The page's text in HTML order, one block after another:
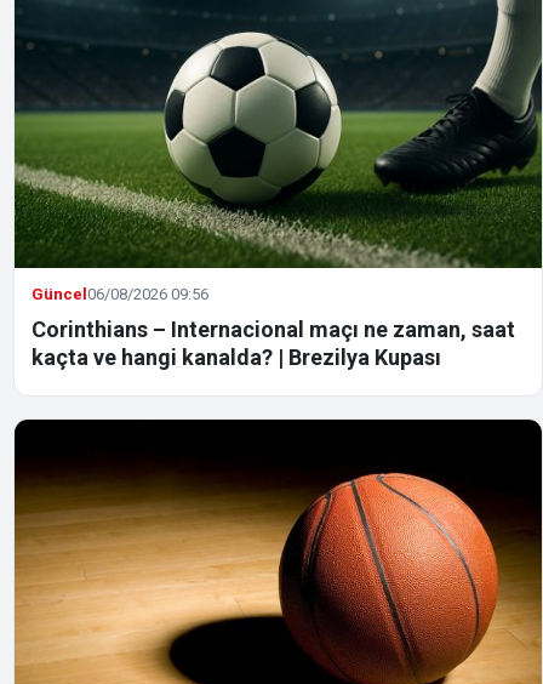
Güncel06/08/2026 09:56
Corinthians – Internacional maçı ne zaman, saat
kaçta ve hangi kanalda? | Brezilya Kupası